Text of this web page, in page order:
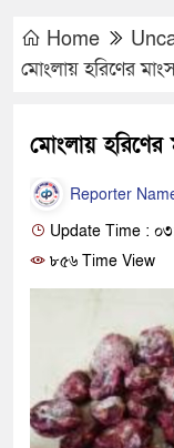
Home
মোংলায় হরিণের
মোংলায়
Reporter
Update Time :
৮৫৬ Time View